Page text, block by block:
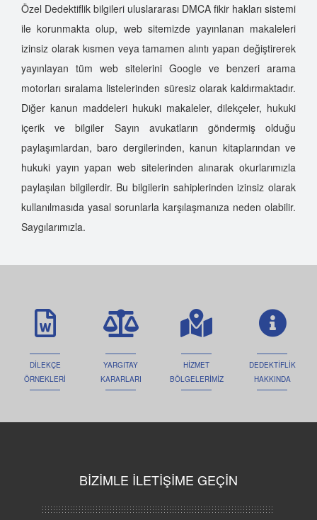
Özel Dedektiflik bilgileri uluslararası DMCA fikir hakları sistemi
ile korunmakta olup, web sitemizde yayınlanan makaleleri
izinsiz olarak kısmen veya tamamen alıntı yapan değiştirerek
yayınlayan tüm web sitelerini Google ve benzeri arama
motorları sıralama listelerinden süresiz olarak kaldırmaktadır.
Diğer kanun maddeleri hukuki makaleler, dilekçeler, hukuki
içerik ve bilgiler Sayın avukatların göndermiş olduğu
paylaşımlardan, baro dergilerinden, kanun kitaplarından ve
hukuki yayın yapan web sitelerinden alınarak okurlarımızla
paylaşılan bilgilerdir. Bu bilgilerin sahiplerinden izinsiz olarak
kullanılmasıda yasal sorunlarla karşılaşmanıza neden olabilir.
Saygılarımızla.
DİLEKÇE
ÖRNEKLERİ
YARGITAY
KARARLARI
HİZMET
BÖLGELERİMİZ
DEDEKTİFLİK
HAKKINDA
BİZİMLE İLETİŞİME GEÇİN